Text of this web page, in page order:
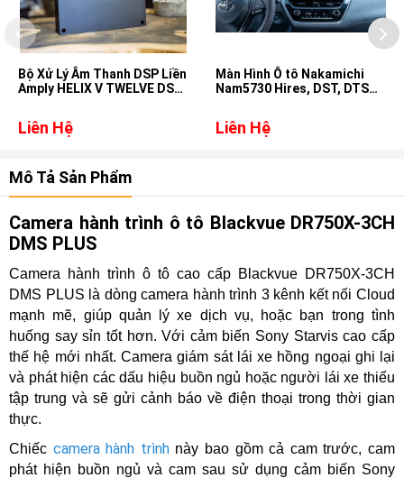
Bộ Xử Lý Âm Thanh DSP Liền
Amply HELIX V TWELVE DSP
Liên Hệ
Màn Hình Ô tô Nakamichi
Nam5730 Hires, DST, DTS
Liên Hệ
Mô Tả Sản Phẩm
Camera hành trình ô tô Blackvue DR750X-3CH
DMS PLUS
Camera hành trình ô tô cao cấp Blackvue DR750X-3CH
DMS PLUS là dòng camera hành trình 3 kênh kết nối Cloud
mạnh mẽ, giúp quản lý xe dịch vụ, hoặc bạn trong tình
huống say sỉn tốt hơn. Với cảm biến Sony Starvis cao cấp
thế hệ mới nhất. Camera giám sát lái xe hồng ngoại ghi lại
và phát hiện các dấu hiệu buồn ngủ hoặc người lái xe thiếu
tập trung và sẽ gửi cảnh báo về điện thoại trong thời gian
thực.
Chiếc camera hành trìnhnày bao gồm cả cam trước, cam
phát hiện buồn ngủ và cam sau sử dụng cảm biến Sony